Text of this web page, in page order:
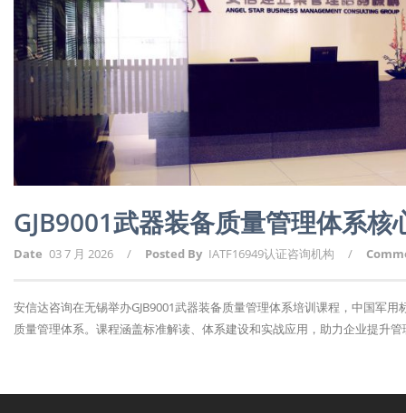
GJB9001武器装备质量管理体系
Date 03 7 月 2026 / Posted By IATF16949认证咨询机构 /
安信达咨询在无锡举办GJB9001武器装备质量管理体系培训课程，中国军
质量管理体系。课程涵盖标准解读、体系建设和实战应用，助力企业提升